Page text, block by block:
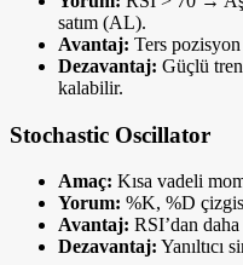
satım (AL).
Avantaj: Ters
Dezavantaj: Güçlü
kalabilir.
Stochastic Oscillator
Amaç: Kısa vadeli
Yorum: %K, %D
Avantaj: RSI’dan daha
Dezavantaj: Yanıltıcı